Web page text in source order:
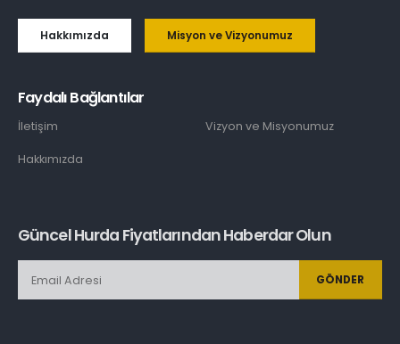
Hakkımızda Misyon ve Vizyonumuz
Faydalı Bağlantılar
İletişim
Hakkımızda
Vizyon ve Misyonumuz
Güncel Hurda Fiyatlarından Haberdar Olun
GÖNDER